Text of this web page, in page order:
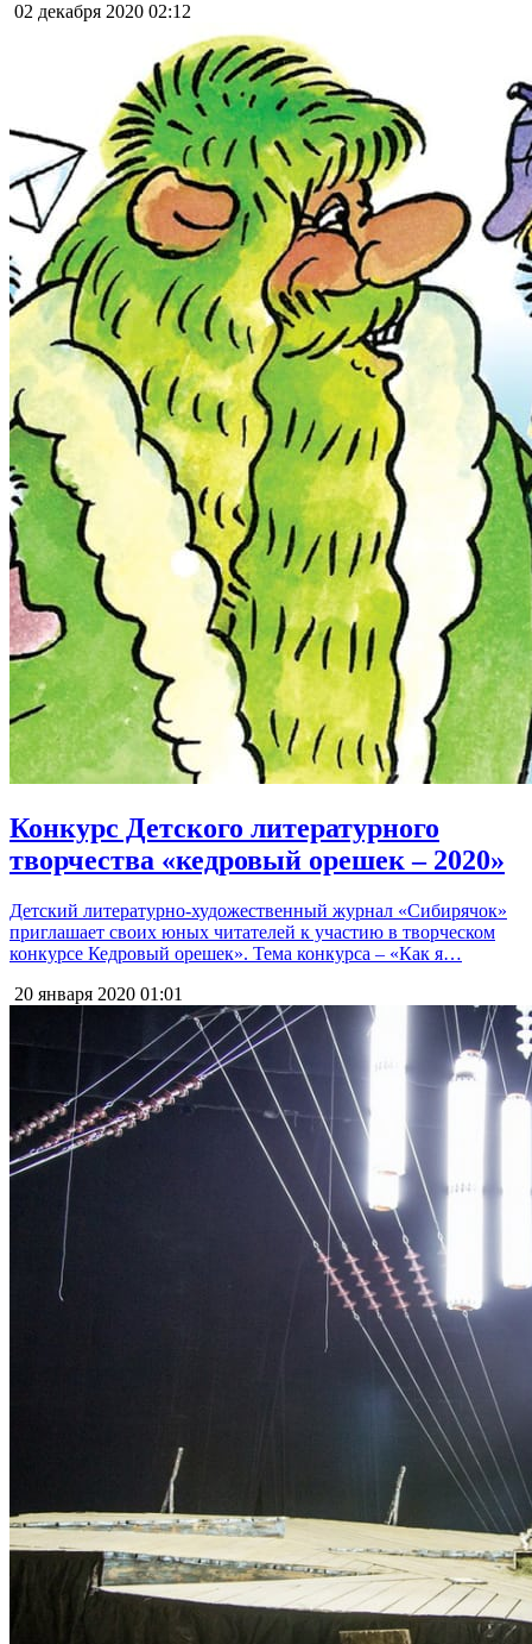
02 декабря 2020 02:12
Конкурс Детского литературного
творчества «кедровый орешек – 2020»
Детский литературно-художественный журнал «Сибирячок»
приглашает своих юных читателей к участию в творческом
конкурсе Кедровый орешек». Тема конкурса – «Как я…
20 января 2020 01:01